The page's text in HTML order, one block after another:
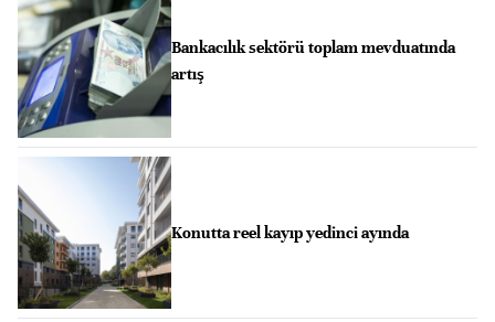
Bankacılık sektörü toplam mevduatında
artış
Konutta reel kayıp yedinci ayında